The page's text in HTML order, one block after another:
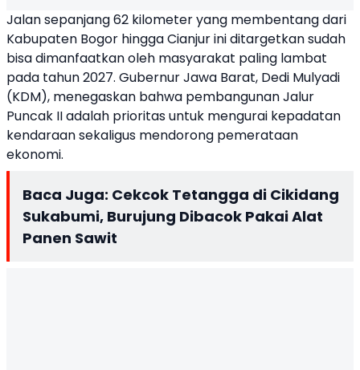
Jalan sepanjang 62 kilometer yang membentang dari
Kabupaten Bogor hingga Cianjur ini ditargetkan sudah
bisa dimanfaatkan oleh masyarakat paling lambat
pada tahun 2027. Gubernur Jawa Barat, Dedi Mulyadi
(KDM), menegaskan bahwa pembangunan Jalur
Puncak II adalah prioritas untuk mengurai kepadatan
kendaraan sekaligus mendorong pemerataan
ekonomi.
Baca Juga: Cekcok Tetangga di Cikidang
Sukabumi, Burujung Dibacok Pakai Alat
Panen Sawit